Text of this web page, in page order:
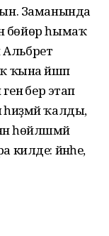
Заманында
бөйөр һымаҡ
Альбрет
ҡына йәшәп
бер этап
һиҙмәй ҡалды,
һөйләшмәй
йәнәһе,